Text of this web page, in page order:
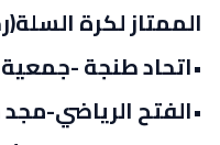
الممتاز لكرة
•اتحاد طنجة -
•الفتح الرياضي-